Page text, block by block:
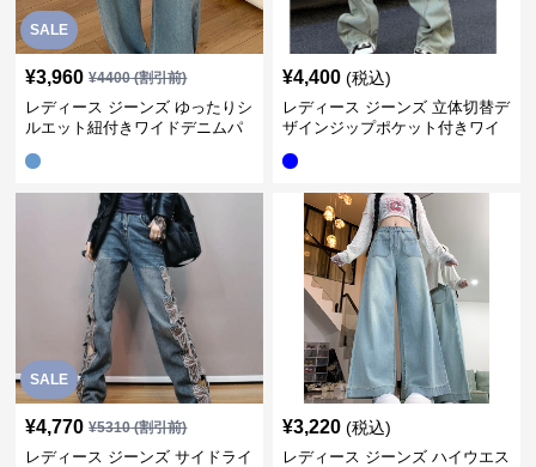
SALE
¥3,960 ¥4400(割引前)
レディース ジーンズ ゆったりシ
ルエット紐付きワイドデニムパ
¥4,400 (税込)
レディース ジーンズ 立体切替デ
ザインジップポケット付きワイ
SALE
¥4,770 ¥5310(割引前)
レディース ジーンズ サイドライ
¥3,220 (税込)
レディース ジーンズ ハイウエス